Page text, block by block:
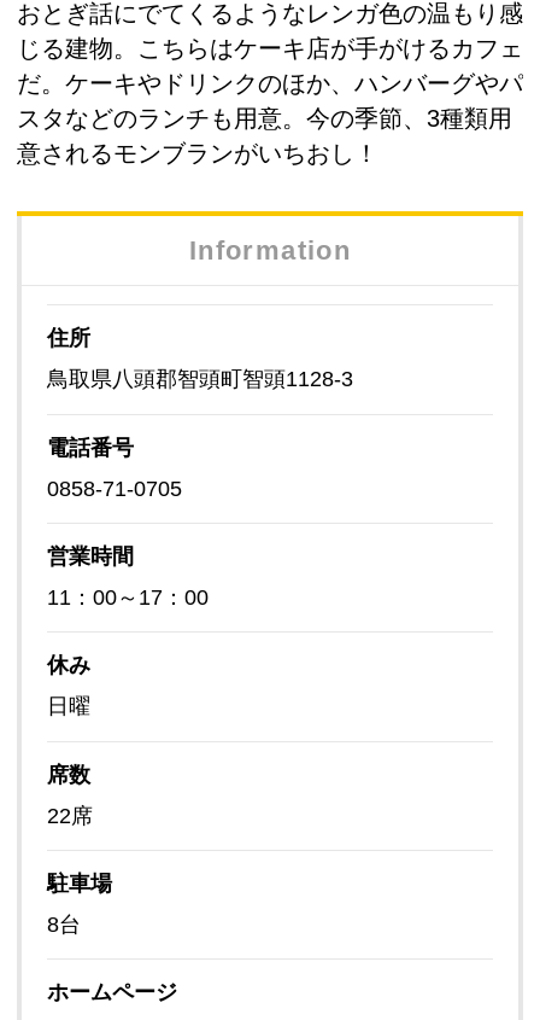
おとぎ話にでてくるようなレンガ色の温もり感
じる建物。こちらはケーキ店が手がけるカフェ
だ。ケーキやドリンクのほか、ハンバーグやパ
スタなどのランチも用意。今の季節、3種類用
意されるモンブランがいちおし！
Information
住所
鳥取県八頭郡智頭町智頭1128-3
電話番号
0858-71-0705
営業時間
11：00～17：00
休み
日曜
席数
22席
駐車場
8台
ホームページ